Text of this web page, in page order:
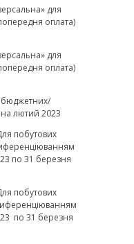
для
оплата)
для
оплата)
лютий 2023
побутових
по 31 березня
побутових
по 31 березня